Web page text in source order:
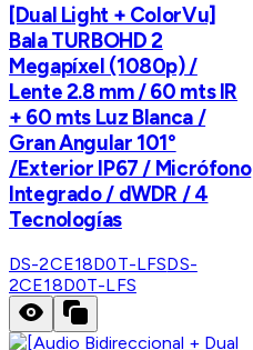
[Dual Light + ColorVu]
Bala TURBOHD 2
Megapíxel (1080p) /
Lente 2.8 mm / 60 mts IR
+ 60 mts Luz Blanca /
Gran Angular 101°
/Exterior IP67 / Micrófono
Integrado / dWDR / 4
Tecnologías
DS-2CE18D0T-LFSDS-
2CE18D0T-LFS